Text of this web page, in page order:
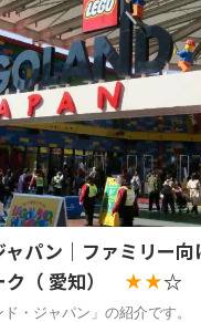
ャパン｜ファミリー
ク（ 愛知）
★★☆
・ジャパン」の紹介です。